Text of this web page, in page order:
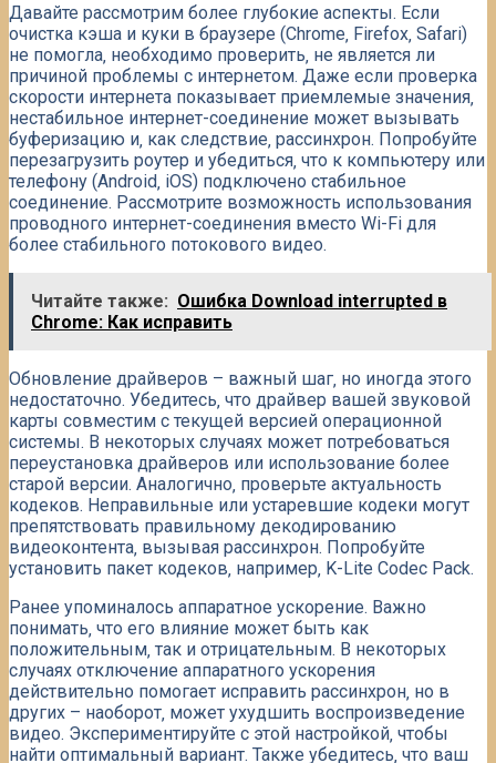
Давайте рассмотрим более глубокие аспекты. Если
очистка кэша и куки в браузере (Chrome‚ Firefox‚ Safari)
не помогла‚ необходимо проверить‚ не является ли
причиной проблемы с интернетом. Даже если проверка
скорости интернета показывает приемлемые значения‚
нестабильное интернет-соединение может вызывать
буферизацию и‚ как следствие‚ рассинхрон. Попробуйте
перезагрузить роутер и убедиться‚ что к компьютеру или
телефону (Android‚ iOS) подключено стабильное
соединение. Рассмотрите возможность использования
проводного интернет-соединения вместо Wi-Fi для
более стабильного потокового видео.
Читайте также: Ошибка Download interrupted в
Chrome: Как исправить
Обновление драйверов – важный шаг‚ но иногда этого
недостаточно. Убедитесь‚ что драйвер вашей звуковой
карты совместим с текущей версией операционной
системы. В некоторых случаях может потребоваться
переустановка драйверов или использование более
старой версии. Аналогично‚ проверьте актуальность
кодеков. Неправильные или устаревшие кодеки могут
препятствовать правильному декодированию
видеоконтента‚ вызывая рассинхрон. Попробуйте
установить пакет кодеков‚ например‚ K-Lite Codec Pack.
Ранее упоминалось аппаратное ускорение. Важно
понимать‚ что его влияние может быть как
положительным‚ так и отрицательным. В некоторых
случаях отключение аппаратного ускорения
действительно помогает исправить рассинхрон‚ но в
других – наоборот‚ может ухудшить воспроизведение
видео. Экспериментируйте с этой настройкой‚ чтобы
найти оптимальный вариант. Также убедитесь‚ что ваш